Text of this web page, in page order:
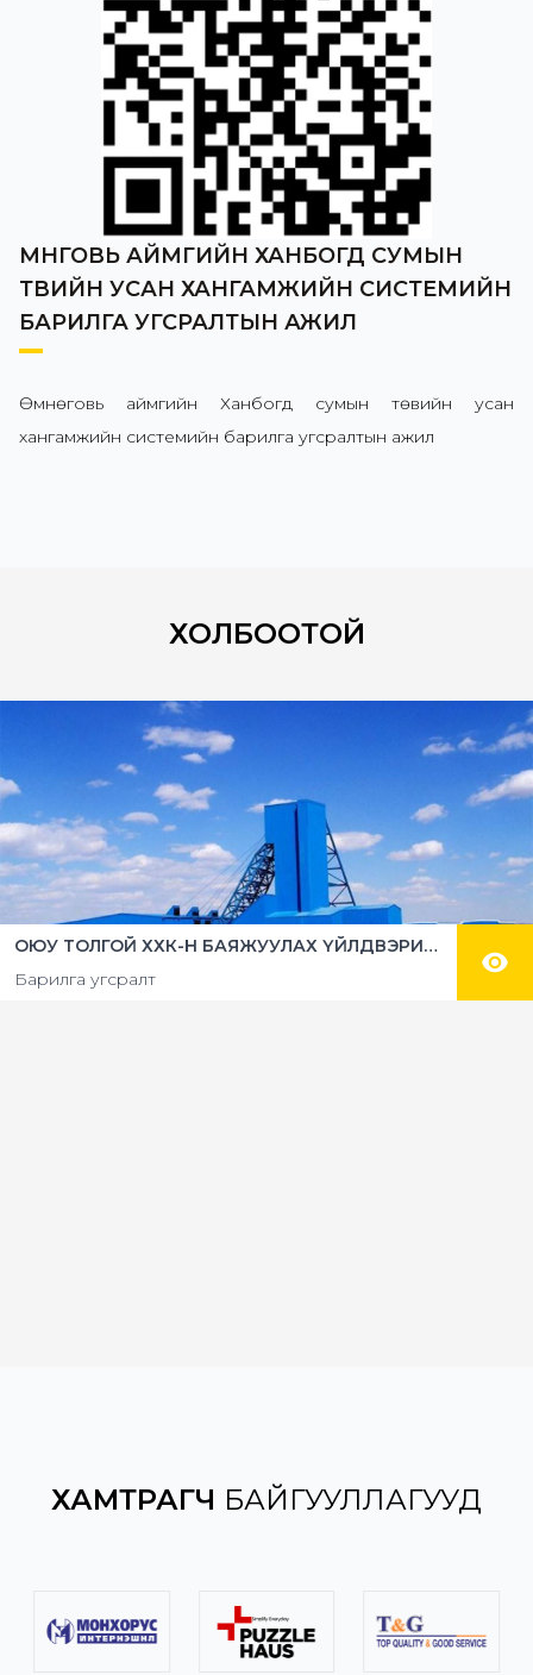
ӨМНӨГОВЬ АЙМГИЙН ХАНБОГД СУМЫН
ТӨВИЙН УСАН ХАНГАМЖИЙН СИСТЕМИЙН
БАРИЛГА УГСРАЛТЫН АЖИЛ
Өмнөговь аймгийн Ханбогд сумын төвийн усан
хангамжийн системийн барилга угсралтын ажил
ХОЛБООТОЙ
ОЮУ ТОЛГОЙ ХХК-Н БАЯЖУУЛАХ ҮЙЛДВЭРИЙН БЕТОН ШАЛ ЦУТГАХ АЖИЛ
Барилга угсралт
ХАМТРАГЧ БАЙГУУЛЛАГУУД